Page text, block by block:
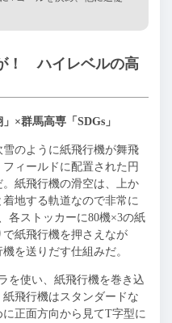
！ ハイレベルの高
×群馬高専「SDGs」
のように紙飛行機が舞飛
ィールドに配置された円
紙飛行機の滑空は、上か
地する軌道なので非常に
各ストッカーに80機×3の紙
紙飛行機を押さえなが
を送りだす仕組みだ。
を使い、紙飛行機を巻き込
飛行機はスタンダードな
正面方向から見てT字型に